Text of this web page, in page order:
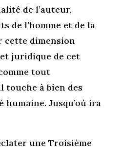
de l’auteur,
de l’homme et de la
cette dimension
juridique de cet
tout
touche à bien des
humaine. Jusqu’où ira
une Troisième